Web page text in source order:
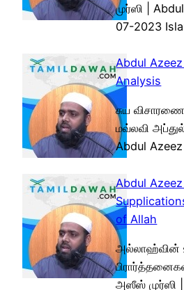
முர்ஸி |
07-2023
Abdul
Analysis
சுய
மவ்லவி
Abdul
Abdul
of Allah
அல்லாஹ்வின்
அஸீஸ் முர்ஸி